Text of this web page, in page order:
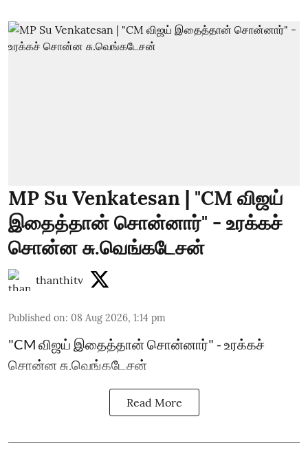
MP Su Venkatesan | "CM விஜய்
இதைத்தான் சொன்னார்" - உரக்கச்
சொன்ன சு.வெங்கடேசன்
thanthitv
Published on: 08 Aug 2026, 1:14 pm
"CM விஜய் இதைத்தான் சொன்னார்" - உரக்கச்
சொன்ன சு.வெங்கடேசன்
Read More